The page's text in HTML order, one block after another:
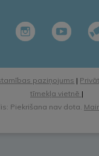
paziņojums |
tīmekļa vietnē |
Piekrišana nav dota.